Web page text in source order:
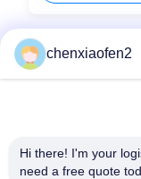
chenxiaofen2
Hi there! I'm your
need a free quote